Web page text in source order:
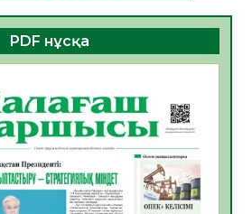
47 0
– БОЛАШАҚҚА
ТАҢДАУ
қарсы иммундау
туралы
PDF нұсқа